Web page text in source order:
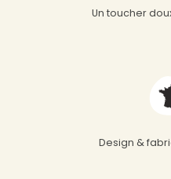
Un toucher
Design &